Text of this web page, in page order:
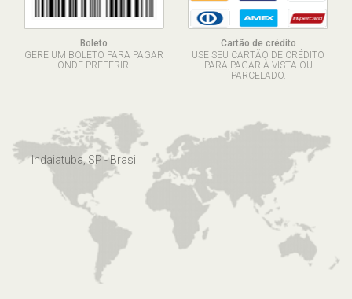
Boleto
GERE UM BOLETO PARA PAGAR
ONDE PREFERIR.
Cartão de crédito
USE SEU CARTÃO DE CRÉDITO
PARA PAGAR À VISTA OU
PARCELADO.
Indaiatuba, SP - Brasil